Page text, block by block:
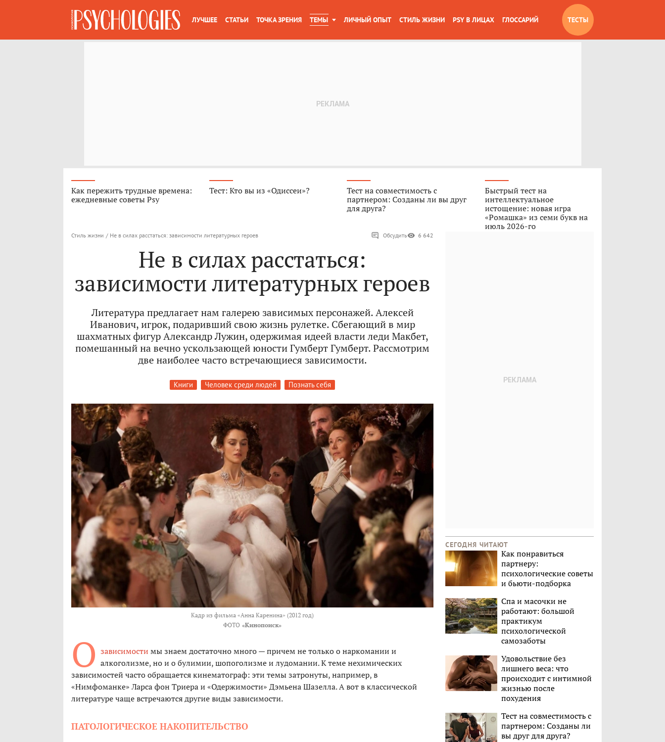
ЛУЧШЕЕ СТАТЬИ ТОЧКА ЗРЕНИЯ ТЕМЫ ЛИЧНЫЙ ОПЫТ СТИЛЬ ЖИЗНИ PSY В ЛИЦАХ ГЛОССАРИЙ ТЕСТЫ
Как пережить трудные времена:
ежедневные советы Psy
Тест: Кто вы из «Одиссеи»?
Тест на совместимость с
партнером: Созданы ли вы друг
для друга?
Быстрый тест на
интеллектуальное
истощение: новая игра
«Ромашка» из семи букв на
июль 2026-го
Стиль жизни / Не в силах расстаться: зависимости литературных героев Обсудить 6 642
Не в силах расстаться:
зависимости литературных героев
Литература предлагает нам галерею зависимых персонажей. Алексей
Иванович, игрок, подаривший свою жизнь рулетке. Сбегающий в мир
шахматных фигур Александр Лужин, одержимая идеей власти леди Макбет,
помешанный на вечно ускользающей юности Гумберт Гумберт. Рассмотрим
две наиболее часто встречающиеся зависимости.
Книги Человек среди людей Познать себя
Кадр из фильма «Анна Каренина» (2012 год)
ФОТО «Кинопоиск»
О зависимости мы знаем достаточно много — причем не только о наркомании и
алкоголизме, но и о булимии, шопоголизме и лудомании. К теме нехимических
зависимостей часто обращается кинематограф: эти темы затронуты, например, в
«Нимфоманке» Ларса фон Триера и «Одержимости» Дэмьена Шазелла. А вот в классической
литературе чаще встречаются другие виды зависимости.
ПАТОЛОГИЧЕСКОЕ НАКОПИТЕЛЬСТВО
СЕГОДНЯ ЧИТАЮТ
Как понравиться
партнеру:
психологические советы
и бьюти-подборка
Спа и масочки не
работают: большой
практикум
психологической
самозаботы
Удовольствие без
лишнего веса: что
происходит с интимной
жизнью после
похудения
Тест на совместимость с
партнером: Созданы ли
вы друг для друга?